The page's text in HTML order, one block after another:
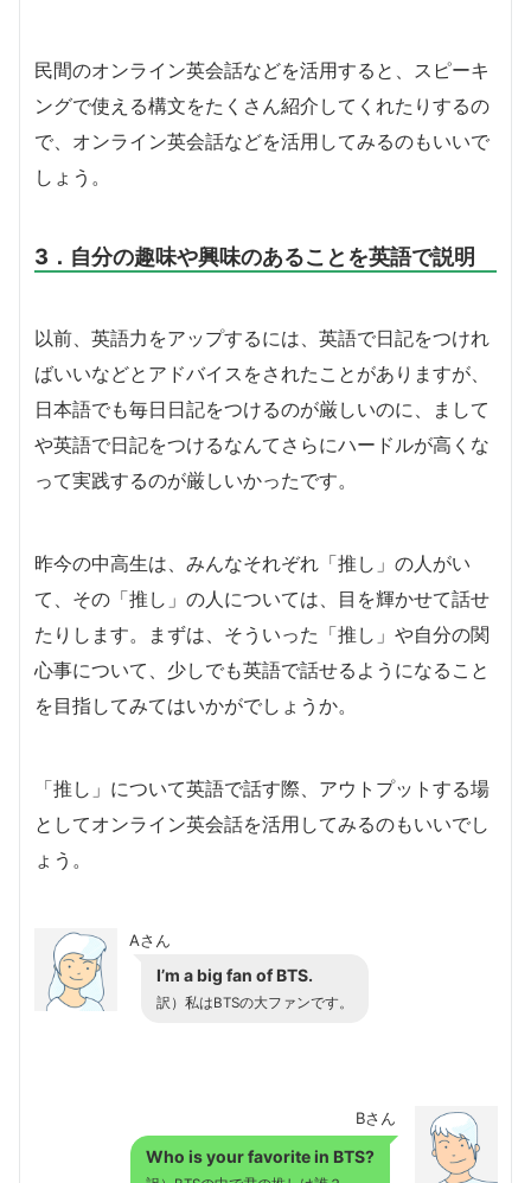
民間のオンライン英会話などを活用すると、スピーキ
ングで使える構文をたくさん紹介してくれたりするの
で、オンライン英会話などを活用してみるのもいいで
しょう。
3．自分の趣味や興味のあることを英語で説明
以前、英語力をアップするには、英語で日記をつけれ
ばいいなどとアドバイスをされたことがありますが、
日本語でも毎日日記をつけるのが厳しいのに、まして
や英語で日記をつけるなんてさらにハードルが高くな
って実践するのが厳しいかったです。
昨今の中高生は、みんなそれぞれ「推し」の人がい
て、その「推し」の人については、目を輝かせて話せ
たりします。まずは、そういった「推し」や自分の関
心事について、少しでも英語で話せるようになること
を目指してみてはいかがでしょうか。
「推し」について英語で話す際、アウトプットする場
としてオンライン英会話を活用してみるのもいいでし
ょう。
Aさん
I’m a big fan of BTS.
訳）私はBTSの大ファンです。
Bさん
Who is your favorite in BTS?